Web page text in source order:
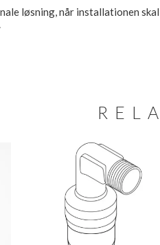
løsning, når installationen